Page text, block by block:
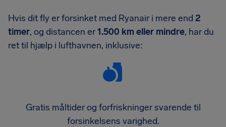
Hvis dit fly er forsinket med Ryanair i mere end 2
timer, og distancen er1.500 km eller mindre, har du
ret til hjælp i lufthavnen, inklusive:
Gratis måltider og forfriskninger svarende til
forsinkelsens varighed.